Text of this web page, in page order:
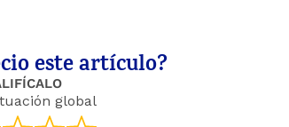
este artículo?
global